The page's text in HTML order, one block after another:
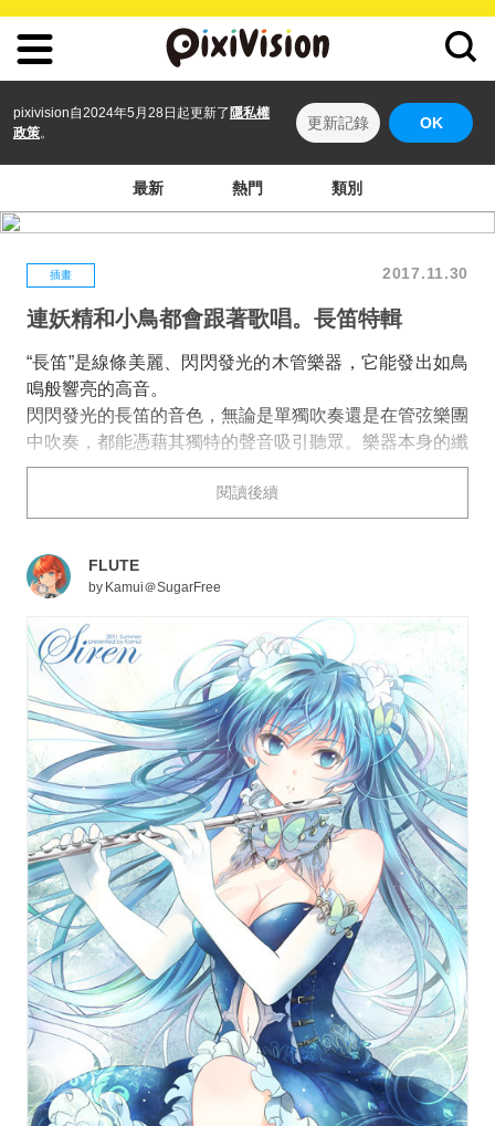
pixivision自2024年5月28日起更新了 隱私權
政策。
更新記錄 OK
最新 熱門 類別
插畫 2017.11.30
連妖精和小鳥都會跟著歌唱。長笛特輯
“長笛”是線條美麗、閃閃發光的木管樂器，它能發出如鳥
鳴般響亮的高音。
閃閃發光的長笛的音色，無論是單獨吹奏還是在管弦樂團
中吹奏，都能憑藉其獨特的聲音吸引聽眾。樂器本身的纖
細之美，簡直就像妖精的樂器一樣呢。吹奏長笛的人站立
的身影，彷彿能將觀者吸入某個幻想世界之中。
今天，就為大家送上描繪了閃閃發光的橫笛——“長笛”的
閱讀後續
FLUTE
by Kamui＠SugarFree